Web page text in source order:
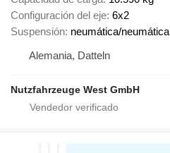
Configuración del eje 6x2
Suspensión neumática/neumática
Alemania, Datteln
Nutzfahrzeuge West GmbH